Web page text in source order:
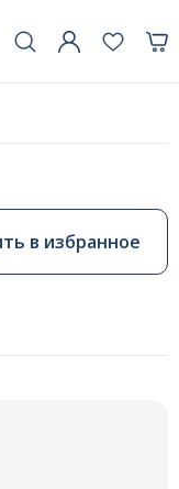
в избранное